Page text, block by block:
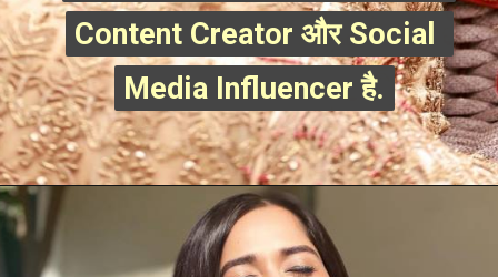
Content Creator और Social
Media Influencer है.
Content Creator और Social
Media Influencer है.